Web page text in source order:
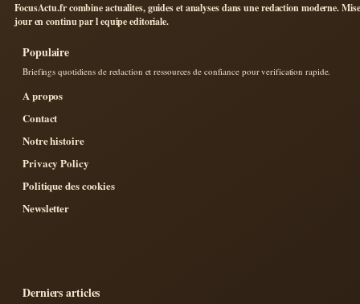
FocusActu.fr combine actualites, guides et analyses dans une redaction moderne.
jour en continu par l equipe editoriale.
Populaire
Briefings quotidiens de redaction et ressources de confiance pour verification rapide.
A propos
Contact
Notre histoire
Privacy Policy
Politique des cookies
Newsletter
Derniers articles